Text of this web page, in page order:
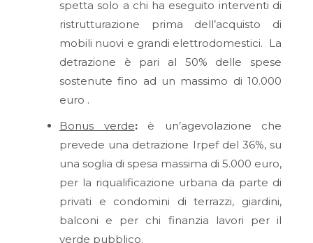
spetta solo a chi ha eseguito interventi di
ristrutturazione prima dell’acquisto di
mobili nuovi e grandi elettrodomestici. La
detrazione è pari al 50% delle spese
sostenute fino ad un massimo di 10.000
euro .
Bonus verde: è un’agevolazione che
prevede una detrazione Irpef del 36%, su
una soglia di spesa massima di 5.000 euro,
per la riqualificazione urbana da parte di
privati e condomini di terrazzi, giardini,
balconi e per chi finanzia lavori per il
verde pubblico.